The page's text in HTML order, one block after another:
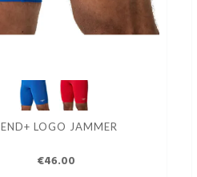
END+ LOGO JAMMER
€46.00